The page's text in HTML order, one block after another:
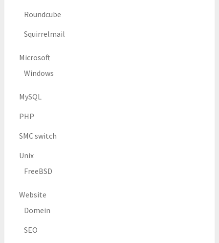
Roundcube
Squirrelmail
Microsoft
Windows
MySQL
PHP
SMC switch
Unix
FreeBSD
Website
Domein
SEO